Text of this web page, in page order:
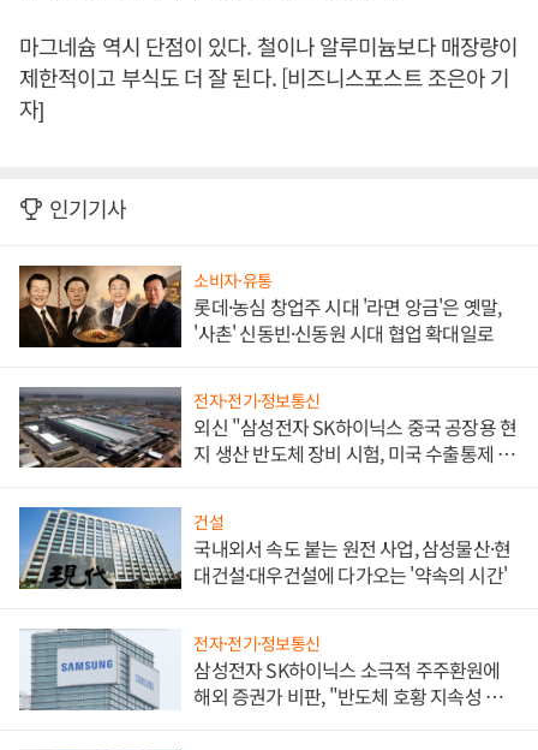
마그네슘 역시 단점이 있다. 철이나 알루미늄보다 매장량이
제한적이고 부식도 더 잘 된다. [비즈니스포스트 조은아 기
자]
인기기사
소비자·유통
롯데·농심 창업주 시대 '라면 앙금'은 옛말,
'사촌' 신동빈·신동원 시대 협업 확대일로
전자·전기·정보통신
외신 "삼성전자 SK하이닉스 중국 공장용 현
지 생산 반도체 장비 시험, 미국 수출통제 대
건설
국내외서 속도 붙는 원전 사업, 삼성물산·현
대건설·대우건설에 다가오는 '약속의 시간'
전자·전기·정보통신
삼성전자 SK하이닉스 소극적 주주환원에
해외 증권가 비판, "반도체 호황 지속성 의